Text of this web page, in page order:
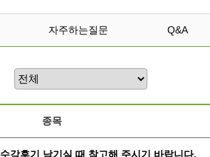
자주하는질문 Q&A
종목
수강후기 남기실 때 참고해 주시기 바랍니다.